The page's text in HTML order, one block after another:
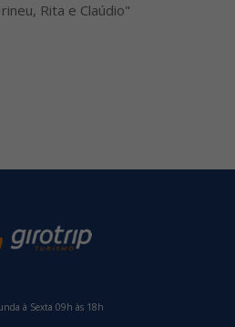
Rita e Claúdio"
à Sexta 09h às 18h